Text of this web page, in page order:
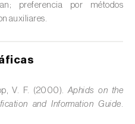
Scaphoideus
)
(
preferencia por métodos
auxiliares.
V. F. (2000). Aphids on the
and Information Guide